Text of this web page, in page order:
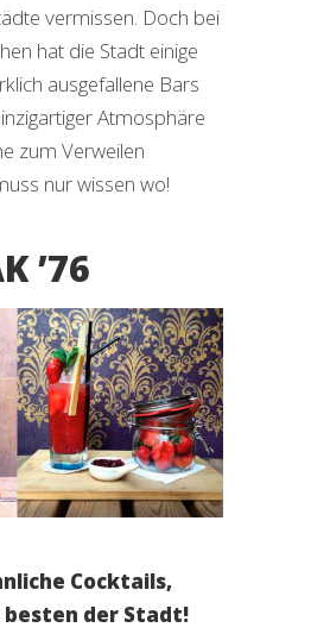
vermissen. Doch bei
hat die Stadt einige
ausgefallene Bars
Atmosphäre
zum Verweilen
nur wissen wo!
’76
Cocktails,
der Stadt!